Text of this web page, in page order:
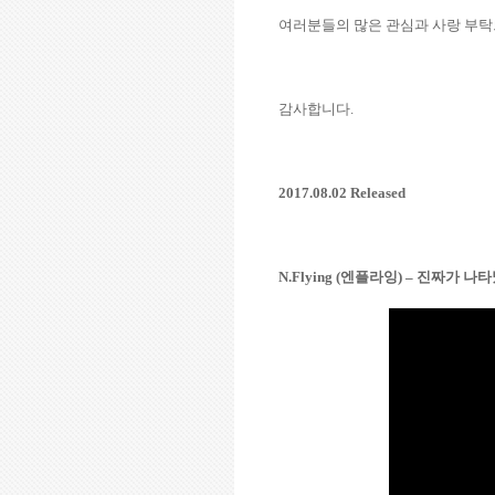
여러분들의 많은 관심과 사랑 부
감사합니다.
2017.08.02 Released
N.Flying (엔플라잉) – 진짜가 나